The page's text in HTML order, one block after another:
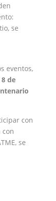
se
eventos,
de
con
se